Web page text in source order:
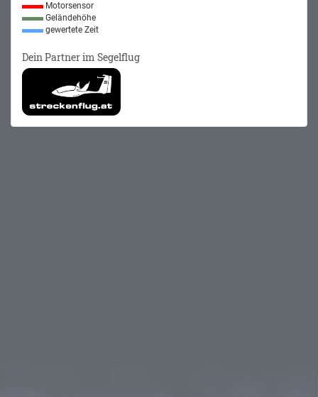
Motorsensor
Geländehöhe
gewertete Zeit
Dein Partner im Segelflug